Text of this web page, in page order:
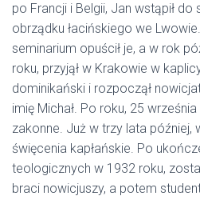
po Francji i Belgii, Jan wstąpił
obrządku łacińskiego we
seminarium opuścił je, a w rok
roku, przyjął w Krakowie w
dominikański i rozpoczął
imię Michał. Po roku, 25 września
zakonne. Już w trzy lata później,
święcenia kapłańskie. Po
teologicznych w 1932 roku,
braci nowicjuszy, a potem